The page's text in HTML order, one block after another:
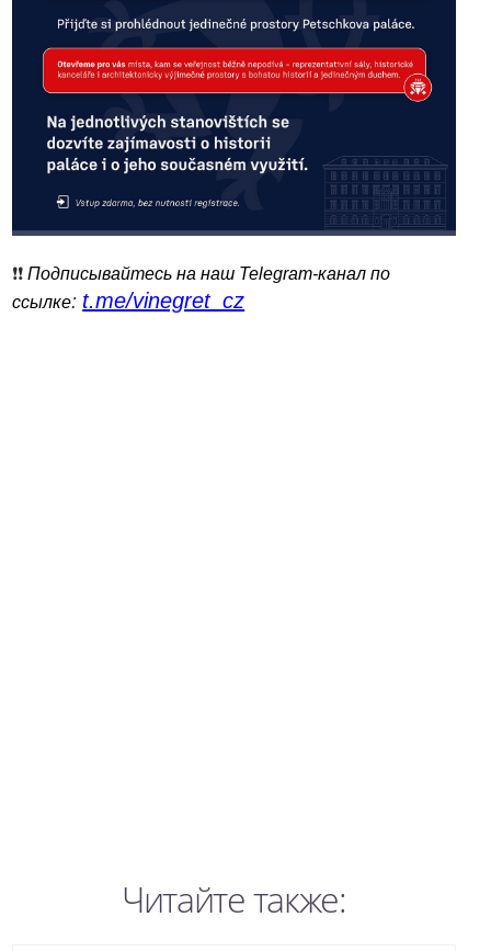
❗️❗️Подписывайтесь на наш Telegram-канал по
ссылке: t.me/vinegret_cz
Читайте также: